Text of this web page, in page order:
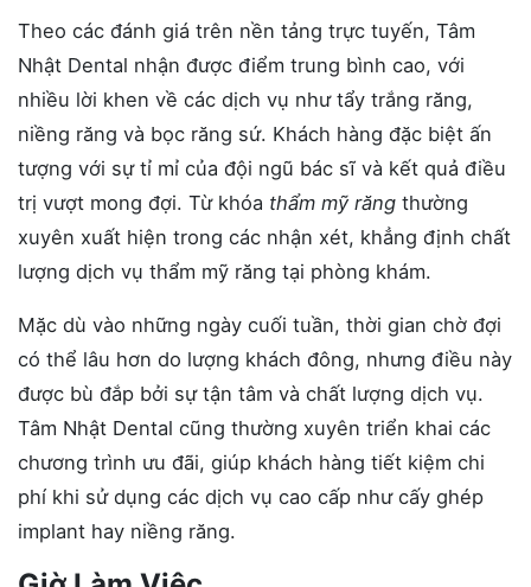
Theo các đánh giá trên nền tảng trực tuyến, Tâm
Nhật Dental nhận được điểm trung bình cao, với
nhiều lời khen về các dịch vụ như tẩy trắng răng,
niềng răng và bọc răng sứ. Khách hàng đặc biệt ấn
tượng với sự tỉ mỉ của đội ngũ bác sĩ và kết quả điều
trị vượt mong đợi. Từ khóa thẩm mỹ răng thường
xuyên xuất hiện trong các nhận xét, khẳng định chất
lượng dịch vụ thẩm mỹ răng tại phòng khám.
Mặc dù vào những ngày cuối tuần, thời gian chờ đợi
có thể lâu hơn do lượng khách đông, nhưng điều này
được bù đắp bởi sự tận tâm và chất lượng dịch vụ.
Tâm Nhật Dental cũng thường xuyên triển khai các
chương trình ưu đãi, giúp khách hàng tiết kiệm chi
phí khi sử dụng các dịch vụ cao cấp như cấy ghép
implant hay niềng răng.